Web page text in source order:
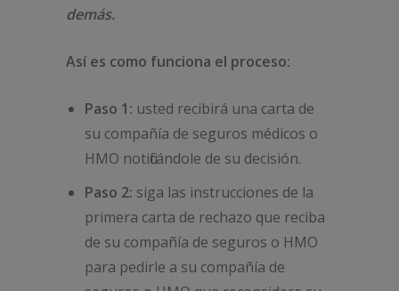
demás.
Así es como funciona el proceso:
Paso 1: usted recibirá una carta de
su compañía de seguros médicos o
HMO notificándole de su decisión.
Paso 2: siga las instrucciones de la
primera carta de rechazo que reciba
de su compañía de seguros o HMO
para pedirle a su compañía de